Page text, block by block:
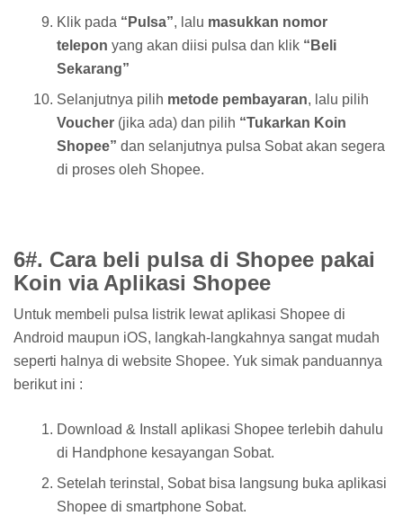
Klik pada “Pulsa”, lalu masukkan nomor
telepon yang akan diisi pulsa dan klik “Beli
Sekarang”
Selanjutnya pilih metode pembayaran, lalu pilih
Voucher (jika ada) dan pilih “Tukarkan Koin
Shopee” dan selanjutnya pulsa Sobat akan segera
di proses oleh Shopee.
6#. Cara beli pulsa di Shopee pakai
Koin via Aplikasi Shopee
Untuk membeli pulsa listrik lewat aplikasi Shopee di
Android maupun iOS, langkah-langkahnya sangat mudah
seperti halnya di website Shopee. Yuk simak panduannya
berikut ini :
Download & Install aplikasi Shopee terlebih dahulu
di Handphone kesayangan Sobat.
Setelah terinstal, Sobat bisa langsung buka aplikasi
Shopee di smartphone Sobat.